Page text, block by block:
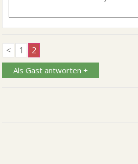
< 1 2
Als Gast antworten +